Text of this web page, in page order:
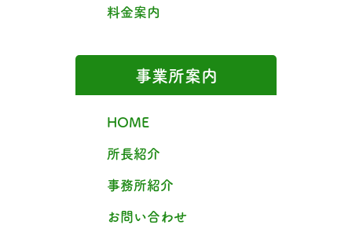
料金案内
事業所案内
HOME
所長紹介
事務所紹介
お問い合わせ